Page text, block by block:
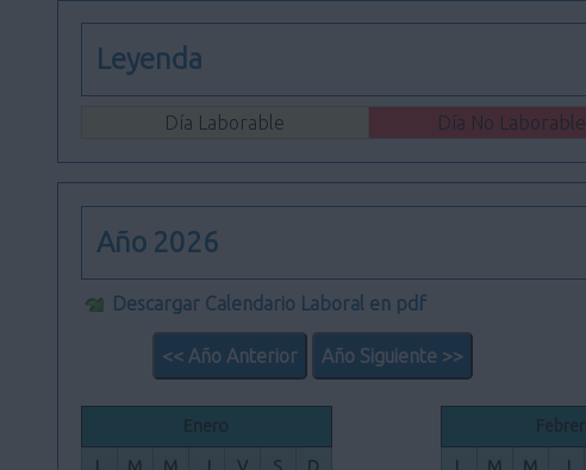
Leyenda
Día Laborable Día No Laborable
Año 2026
Descargar Calendario Laboral en pdf
<< Año Anterior Año Siguiente >>
M M J V S D M M J